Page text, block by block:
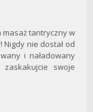
tantryczny w
Nigdy nie dostał od
i naładowany
swoje